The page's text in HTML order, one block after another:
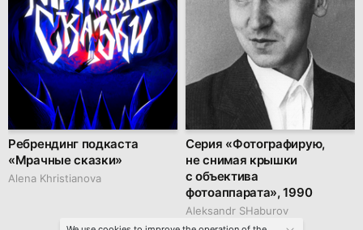
Ребрендинг подкаста
«Мрачные сказки»
Alena Khristianova
Серия «Фотографирую,
не снимая крышки
с объектива
фотоаппарата», 1990
Аleksandr SHaburov